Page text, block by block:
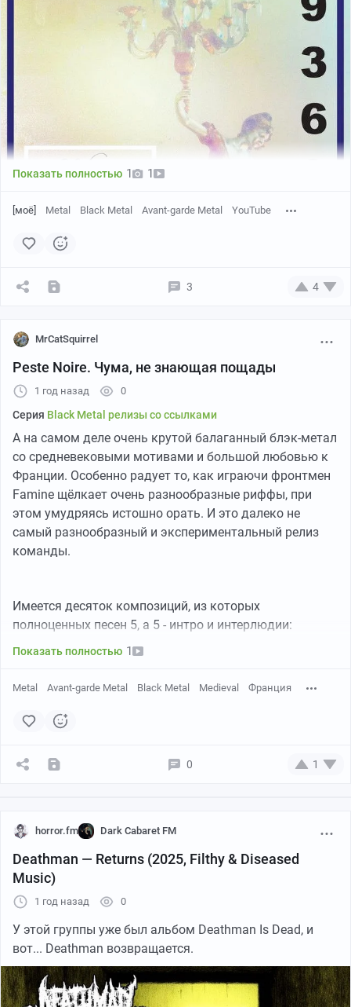
некий манифест, замешанный на марксизме
нумерологии и философии, но это мы пропустим и
обратимся к музыке. Стены звука, сплошные
диссонантные тремоло, вокалист_ка (да-да, сильно
небинарный персонаж) визжит как рысь, которую
запихивают в ванную, но всё с обилием
симфонических элементов и увертюр с скрипками и
флейтами, а также с глитчами и какими то
брейккоровыми вставками. Звучит поначалу крайне
экстремально и кажется, что 82 минуты выдержать
будет нереально. Заявленного блэк метала тут в
общем то нет, как жанра, просто имеющиеся
оркестровки к мюзиклу, причём не только в структуре,
но и в настроении. То есть это авангардщина, но
только в подаче. Она не пытается тебя задушить в
воодушевляет. На альбоме много прям светлых и
дисней и можно даже пустить радостную слезу, если к
давления на барабанные перепонки.
YouTube ●01:15:12
Показать полностью 1 1
[моё] Metal Black Metal Avant-garde Metal YouTube
3 4
MrCatSquirrel
Peste Noire. Чума, не знающая пощады
1 год назад 0
Серия Black Metal релизы со ссылками
А на самом деле очень крутой балаганный блэк-метал
со средневековыми мотивами и большой любовью к
Франции. Особенно радует то, как играючи фронтмен
Famine щёлкает очень разнообразные риффы, при
этом умудряясь истошно орать. И это далеко не
самый разнообразный и экспериментальный релиз
команды.
Имеется десяток композиций, из которых
полноценных песен 5, а 5 - интро и интерлюдии:
Показать полностью 1
Metal Avant-garde Metal Black Metal Medieval Франция
0 1
horror.fm Dark Cabaret FM
Deathman — Returns (2025, Filthy & Diseased
Music)
1 год назад 0
У этой группы уже был альбом Deathman Is Dead, и
вот... Deathman возвращается.